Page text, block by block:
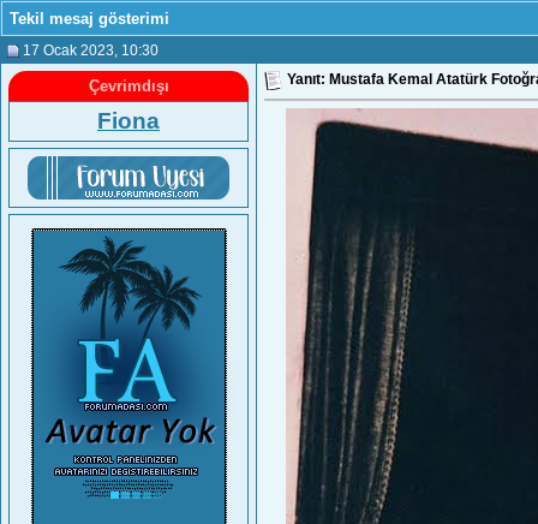
Tekil mesaj gösterimi
17 Ocak 2023 , 10:30
Çevrimdışı
Fiona
Yanıt: Mustafa Kemal Atatürk